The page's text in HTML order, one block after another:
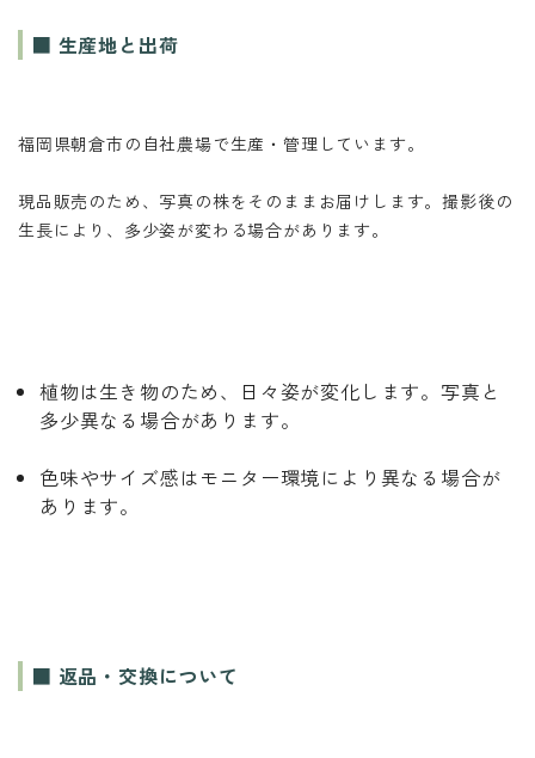
■ 生産地と出荷
福岡県朝倉市の自社農場で生産・管理しています。
現品販売のため、写真の株をそのままお届けします。撮影後の
生長により、多少姿が変わる場合があります。
植物は生き物のため、日々姿が変化します。写真と
多少異なる場合があります。
色味やサイズ感はモニター環境により異なる場合が
あります。
■ 返品・交換について